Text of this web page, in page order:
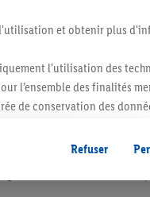
Vendu sans décoration.
et obtenir plus
l'utilisation des
l’ensemble des finalités
de conservation des
Refuser